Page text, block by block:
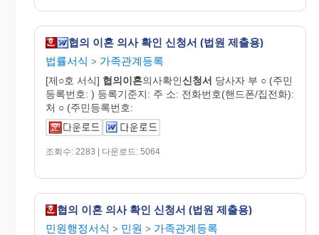
협의 이혼 의사 확인 신청서 (법원 제출용)
법률서식 > 가족관계등록
[제○호 서식] 협의이혼의사확인신청서 당사자 부 ○ (주민
등록번호: ) 등록기준지: 주 소: 전화번호(핸드폰/집전화):
처 ○ (주민등록번호:
조회수: 2283 | 다운로드: 5064
협의 이혼 의사 확인 신청서 (법원 제출용)
민원행정서식 > 민원 > 가족관계등록